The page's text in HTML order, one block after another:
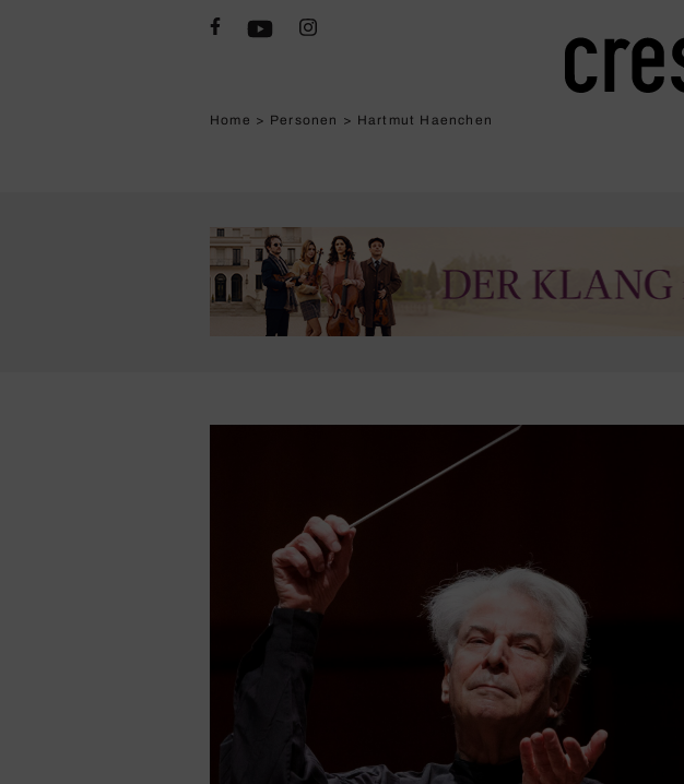
Home > Personen > Hartmut Haenchen